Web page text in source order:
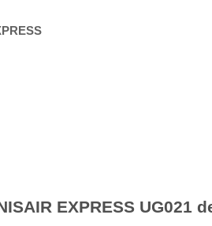
EXPRESS UG021